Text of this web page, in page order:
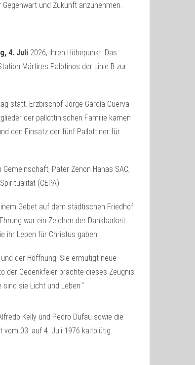
und Zukunft anzunehmen.
4. Juli2026, ihren Höhepunkt. Das
Mártires Palotinos der Linie B zur
statt. Erzbischof Jorge García Cuerva
der pallottinischen Familie kamen
den Einsatz der fünf Pallottiner für
Pater Zenon Hanas SAC,
(CEPA).
Gebet auf dem städtischen Friedhof
war ein Zeichen der Dankbarkeit
ihr Leben für Christus gaben.
der Hoffnung. Sie ermutigt neue
der Gedenkfeier brachte dieses Zeugnis
sie Licht und Leben.“